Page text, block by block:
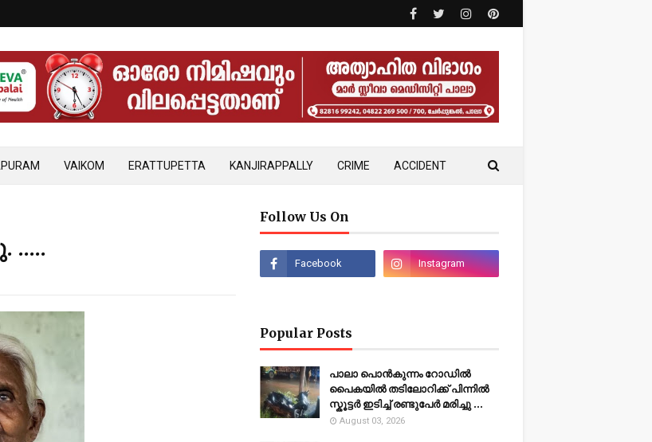
VAIKOM ERATTUPETTA KANJIRAPPALLY CRIME ACCIDENT
.....
Follow Us On
Popular Posts
പാലാ പൊൻകുന്നം റോഡിൽ
പൈകയിൽ തടിലോറിക്ക് പിന്നിൽ
സ്കൂട്ടർ ഇടിച്ച് രണ്ടുപേർ മരിച്ചു ...
August 03, 2026